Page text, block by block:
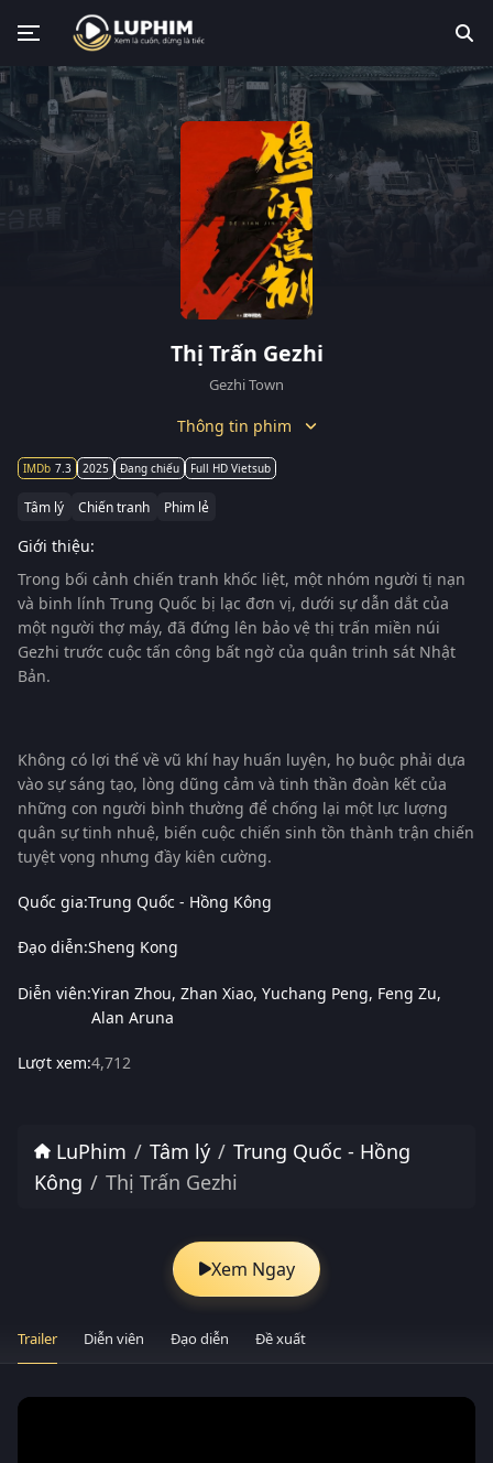
Thị Trấn Gezhi
Gezhi Town
Thông tin phim
7.3 2025 Đang chiếu Full HD Vietsub
Tâm lý Chiến tranh Phim lẻ
Giới thiệu:
Trong bối cảnh chiến tranh khốc liệt, một nhóm người tị nạn
và binh lính Trung Quốc bị lạc đơn vị, dưới sự dẫn dắt của
một người thợ máy, đã đứng lên bảo vệ thị trấn miền núi
Gezhi trước cuộc tấn công bất ngờ của quân trinh sát Nhật
Bản.
Không có lợi thế về vũ khí hay huấn luyện, họ buộc phải dựa
vào sự sáng tạo, lòng dũng cảm và tinh thần đoàn kết của
những con người bình thường để chống lại một lực lượng
quân sự tinh nhuệ, biến cuộc chiến sinh tồn thành trận chiến
tuyệt vọng nhưng đầy kiên cường.
Quốc gia:Trung Quốc - Hồng Kông
Đạo diễn:Sheng Kong
Diễn viên:Yiran Zhou Zhan Xiao Yuchang Peng Feng Zu
Alan Aruna
Lượt xem:4,712
LuPhim Tâm lý
Trung Quốc - Hồng
Kông
Thị Trấn Gezhi
Xem Ngay
Trailer Diễn viên Đạo diễn Đề xuất